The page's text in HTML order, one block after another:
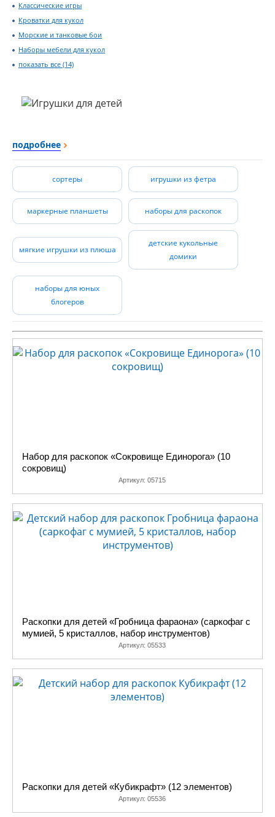
Классические игры
Кроватки для кукол
Морские и танковые бои
Наборы мебели для кукол
показать все (14)
подробнее
сортеры игрушки из фетра
маркерные планшеты наборы для раскопок
мягкие игрушки из плюша
детские кукольные
домики
наборы для юных
блогеров
Набор для раскопок «Сокровище Единорога» (10
сокровищ)
Артикул: 05715
Раскопки для детей «Гробница фараона» (саркофаг с
мумией, 5 кристаллов, набор инструментов)
Артикул: 05533
Раскопки для детей «Кубикрафт» (12 элементов)
Артикул: 05536